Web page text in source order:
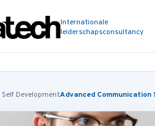
Internationale
leiderschapsconsultancy
DevelopmentAdvanced Communication